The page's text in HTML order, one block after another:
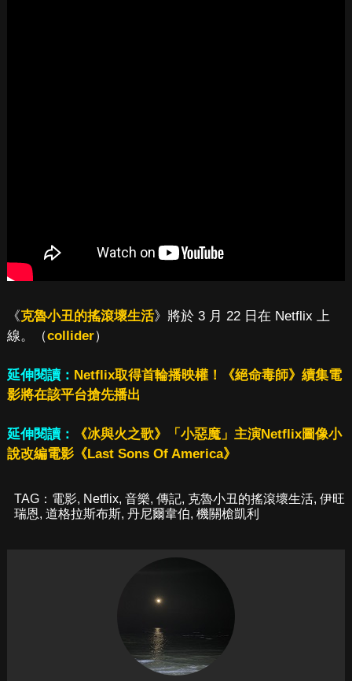
《克魯小丑的搖滾壞生活》將於 3 月 22 日在 Netflix 上
線。（collider）
延伸閱讀： Netflix取得首輪播映權！《絕命毒師》續集電
影將在該平台搶先播出
延伸閱讀：
《冰與火之歌》「小惡魔」主演Netflix圖像小
說改編電影《Last Sons Of America》
TAG： 電影, Netflix, 音樂, 傳記, 克魯小丑的搖滾壞生活, 伊旺
瑞恩, 道格拉斯布斯, 丹尼爾韋伯, 機關槍凱利